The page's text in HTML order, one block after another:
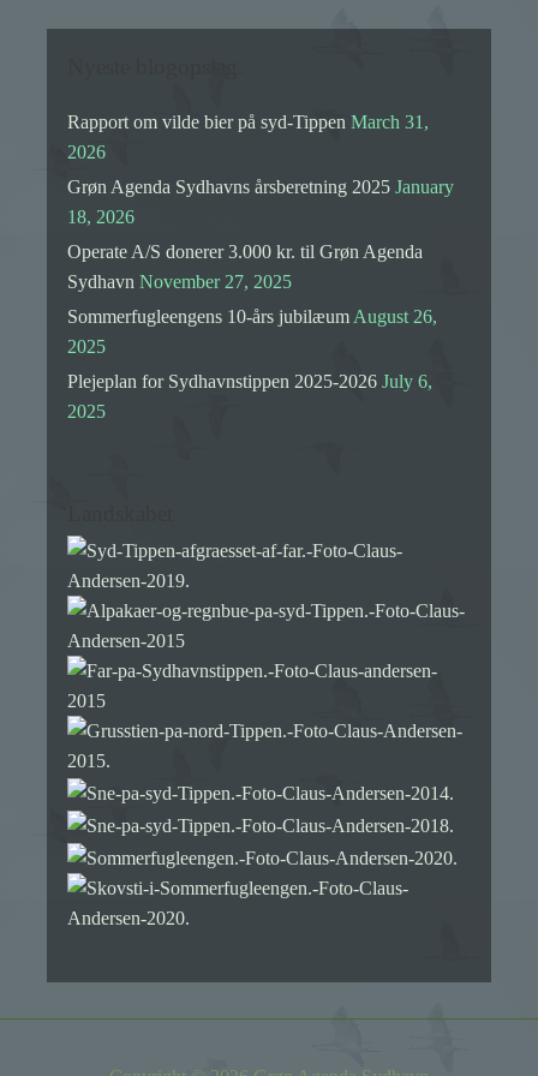
Rapport om vilde bier på syd-Tippen March 31,
2026
Grøn Agenda Sydhavns årsberetning 2025 January
18, 2026
Operate A/S donerer 3.000 kr. til Grøn Agenda
Sydhavn November 27, 2025
Sommerfugleengens 10-års jubilæum August 26,
2025
Plejeplan for Sydhavnstippen 2025-2026 July 6,
2025